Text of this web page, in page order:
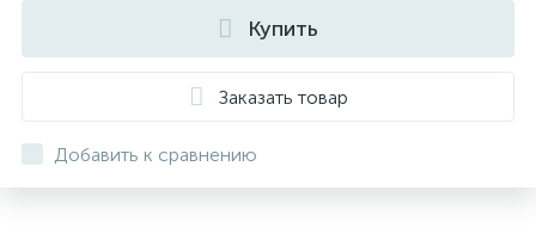
Купить
Заказать товар
Добавить к сравнению